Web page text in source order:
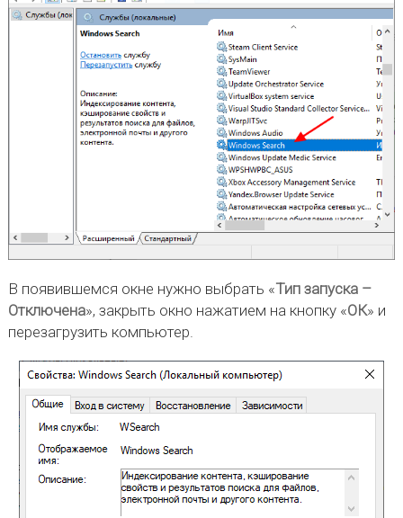
В появившемся окне нужно выбрать «Тип запуска –
Отключена», закрыть окно нажатием на кнопку «ОК» и
перезагрузить компьютер.